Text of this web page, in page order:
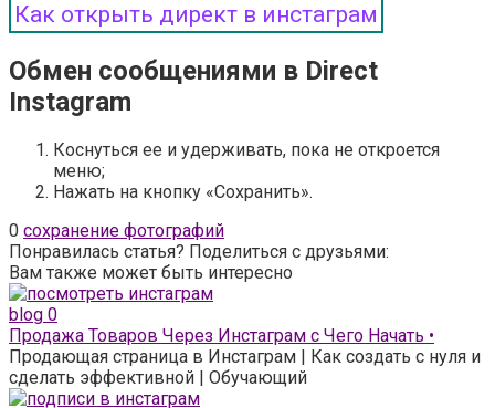
Как открыть директ в инстаграм
Обмен сообщениями в Direct
Instagram
Коснуться ее и удерживать, пока не откроется
меню;
Нажать на кнопку «Сохранить».
0 сохранение фотографий
Понравилась статья? Поделиться с друзьями:
Вам также может быть интересно
blog 0
Продажа Товаров Через Инстаграм с Чего Начать •
Продающая страница в Инстаграм | Как создать с нуля и
сделать эффективной | Обучающий